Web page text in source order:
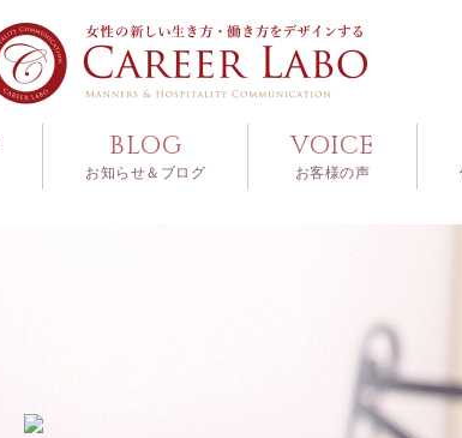
BLOG
お知らせ＆ブログ
VOICE
お客様の声